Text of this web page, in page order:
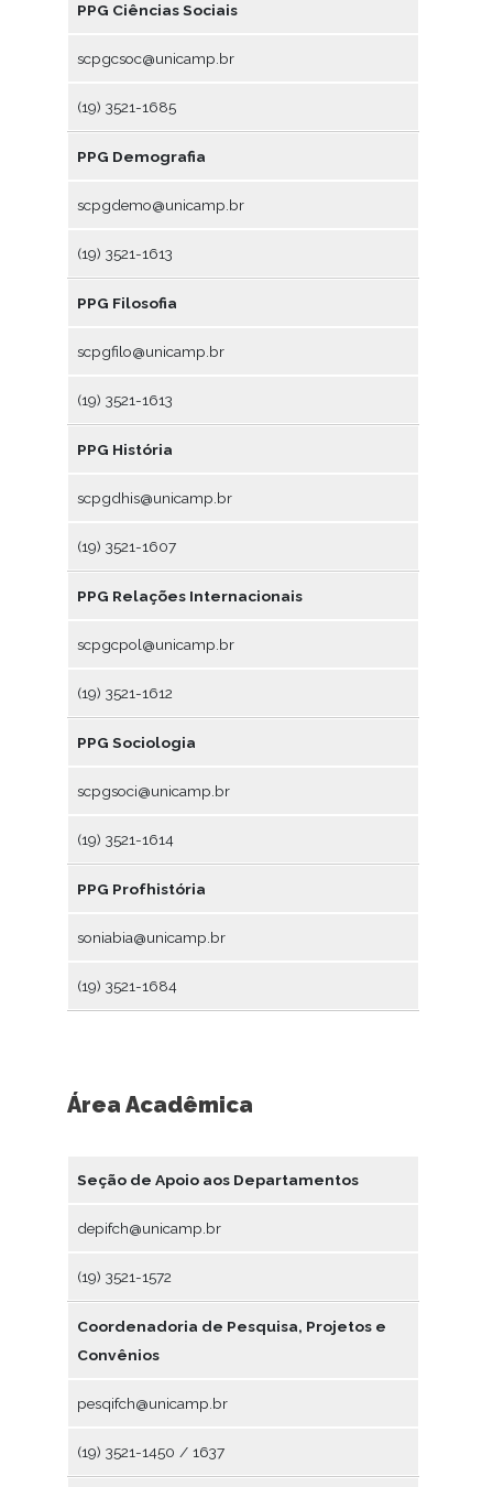
PPG Ciências Sociais
scpgcsoc@unicamp.br
(19) 3521-1685
PPG Demografia
scpgdemo@unicamp.br
(19) 3521-1613
PPG Filosofia
scpgfilo@unicamp.br
(19) 3521-1613
PPG História
scpgdhis@unicamp.br
(19) 3521-1607
PPG Relações Internacionais
scpgcpol@unicamp.br
(19) 3521-1612
PPG Sociologia
scpgsoci@unicamp.br
(19) 3521-1614
PPG Profhistória
soniabia@unicamp.br
(19) 3521-1684
Área Acadêmica
Seção de Apoio aos Departamentos
depifch@unicamp.br
(19) 3521-1572
Coordenadoria de Pesquisa, Projetos e
Convênios
pesqifch@unicamp.br
(19) 3521-1450 / 1637